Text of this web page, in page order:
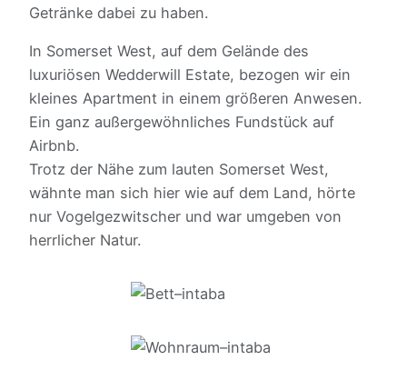
Getränke dabei zu haben.
In Somerset West, auf dem Gelände des
luxuriösen Wedderwill Estate, bezogen wir ein
kleines Apartment in einem größeren Anwesen.
Ein ganz außergewöhnliches Fundstück auf
Airbnb.
Trotz der Nähe zum lauten Somerset West,
wähnte man sich hier wie auf dem Land, hörte
nur Vogelgezwitscher und war umgeben von
herrlicher Natur.